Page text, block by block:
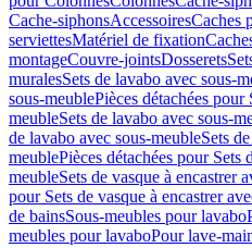
Cache-siphonsAccessoiresCaches
serviettesMatériel de fixation
montageCouvre-jointsDosserets
muralesSets de lavabo avec sous-
sous-meublePièces détachées pour
meubleSets de lavabo avec sous-
de lavabo avec sous-meubleSets
meublePièces détachées pour
meubleSets de vasque à encastrer
pour Sets de vasque à encastrer
de bainsSous-meubles pour lavabo
meubles pour lavaboPour lave-